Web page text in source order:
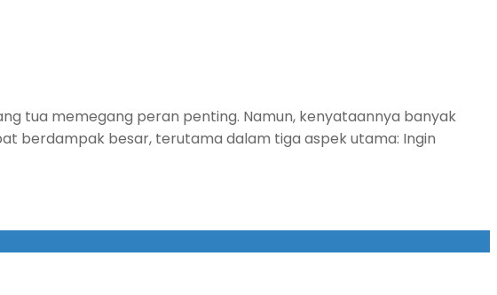
tua memegang peran penting. Namun, kenyataannya banyak
berdampak besar, terutama dalam tiga aspek utama: Ingin